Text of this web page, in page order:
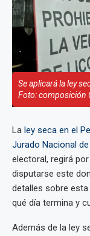
Se aplicará la ley
Foto: composición
La ley seca en el
Jurado Nacional
electoral, regirá
disputarse este
detalles sobre
qué día termina y
Además de la ley